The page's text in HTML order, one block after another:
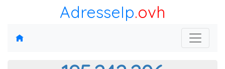
AdresseIp.ovh